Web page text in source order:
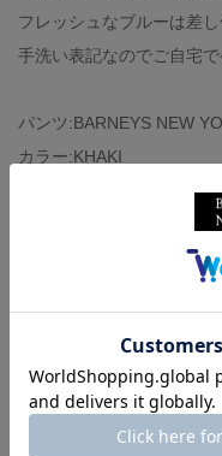
フレッシュなブルーは差
手洗い表記なのでご自宅で
パンツ:BARNEYS NEW
カラー:KHAKI
軽い履き心地がオススメ
カーゴデザインがトレンド
シューズ:BARNEYS NEW
カラー:BROWN